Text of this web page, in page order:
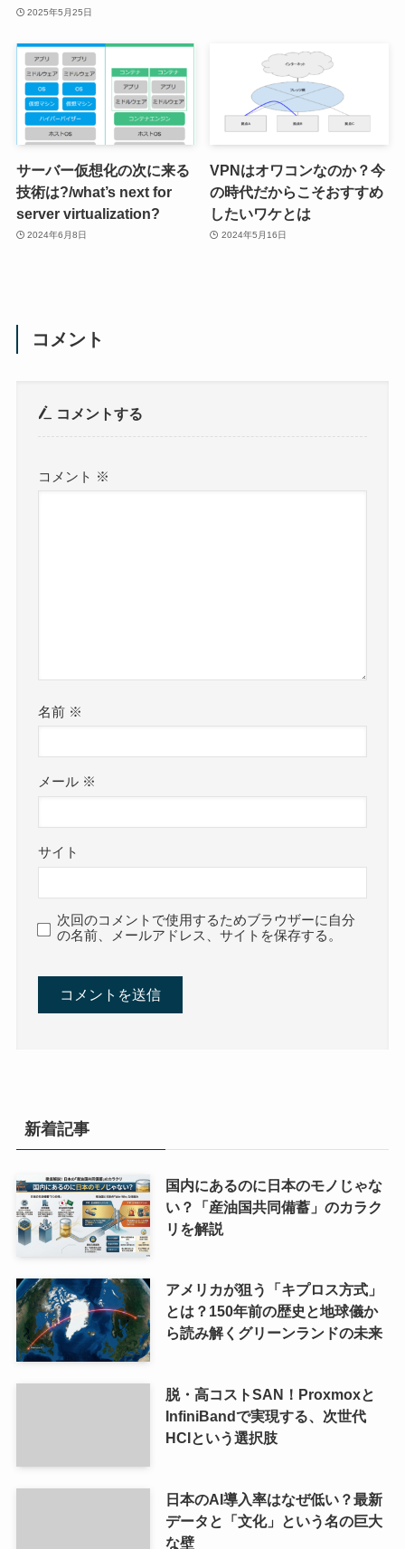
2025年5月25日
サーバー仮想化の次に来る
技術は?/what’s next for
server virtualization?
2024年6月8日
VPNはオワコンなのか？今
の時代だからこそおすすめ
したいワケとは
2024年5月16日
コメント
コメントする
コメント ※
名前 ※
メール ※
サイト
次回のコメントで使用するためブラウザーに自分
の名前、メールアドレス、サイトを保存する。
新着記事
国内にあるのに日本のモノじゃな
い？「産油国共同備蓄」のカラク
リを解説
アメリカが狙う「キプロス方式」
とは？150年前の歴史と地球儀か
ら読み解くグリーンランドの未来
脱・高コストSAN！Proxmoxと
InfiniBandで実現する、次世代
HCIという選択肢
日本のAI導入率はなぜ低い？最新
データと「文化」という名の巨大
な壁